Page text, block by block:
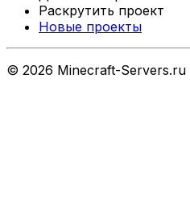
Раскрутить проект
Новые проекты
© 2026 Minecraft-Servers.ru